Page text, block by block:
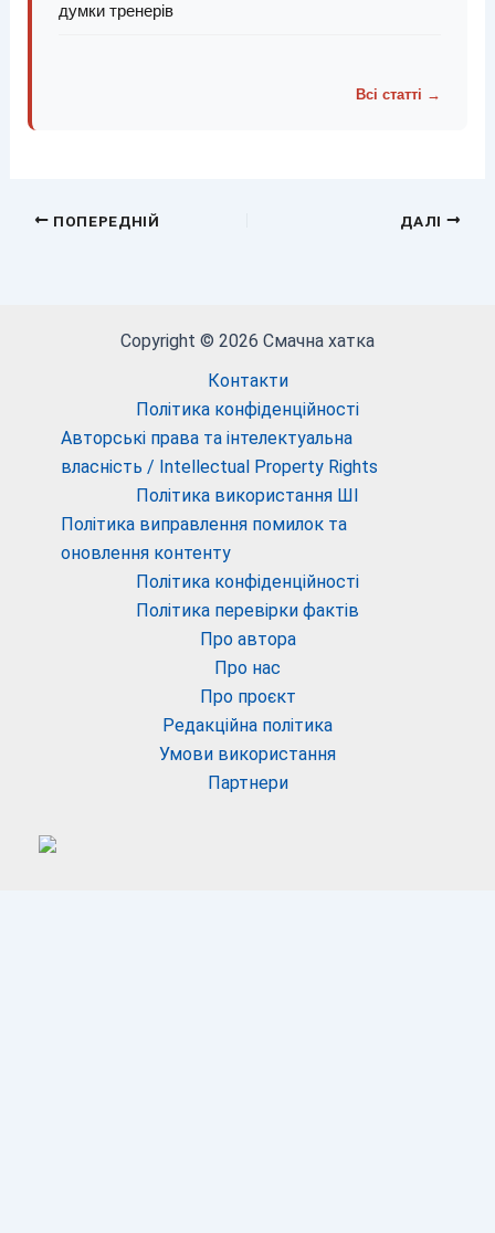
думки тренерів
Всі статті →
ПОПЕРЕДНІЙ ДАЛІ
Copyright © 2026 Смачна хатка
Контакти
Політика конфіденційності
Авторські права та інтелектуальна
власність / Intellectual Property Rights
Політика використання ШІ
Політика виправлення помилок та
оновлення контенту
Політика конфіденційності
Політика перевірки фактів
Про автора
Про нас
Про проєкт
Редакційна політика
Умови використання
Партнери